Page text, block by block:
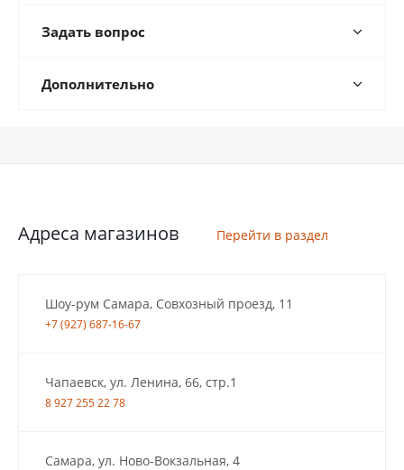
Задать вопрос
Дополнительно
Адреса магазинов Перейти в раздел
Шоу-рум Самара, Совхозный проезд, 11
+7 (927) 687-16-67
Чапаевск, ул. Ленина, 66, стр.1
8 927 255 22 78
Самара, ул. Ново-Вокзальная, 4